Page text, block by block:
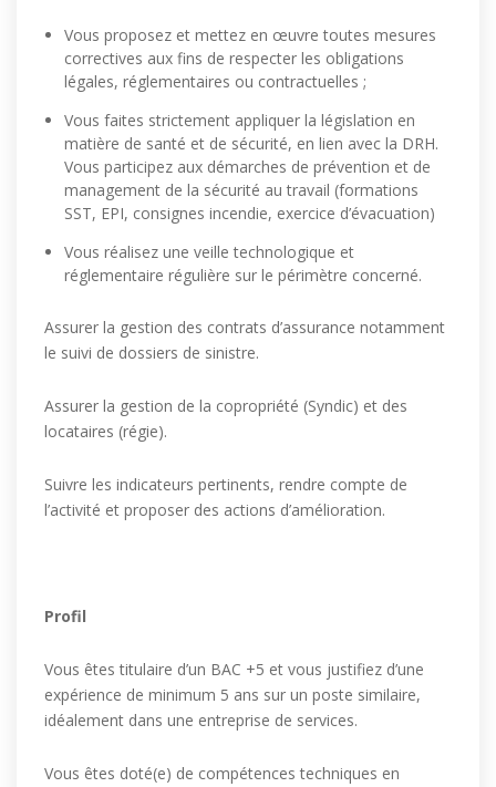
Vous proposez et mettez en œuvre toutes mesures
correctives aux fins de respecter les obligations
légales, réglementaires ou contractuelles ;
Vous faites strictement appliquer la législation en
matière de santé et de sécurité, en lien avec la DRH.
Vous participez aux démarches de prévention et de
management de la sécurité au travail (formations
SST, EPI, consignes incendie, exercice d’évacuation)
Vous réalisez une veille technologique et
réglementaire régulière sur le périmètre concerné.
Assurer la gestion des contrats d’assurance notamment
le suivi de dossiers de sinistre.
Assurer la gestion de la copropriété (Syndic) et des
locataires (régie).
Suivre les indicateurs pertinents, rendre compte de
l’activité et proposer des actions d’amélioration.
Profil
Vous êtes titulaire d’un BAC +5 et vous justifiez d’une
expérience de minimum 5 ans sur un poste similaire,
idéalement dans une entreprise de services.
Vous êtes doté(e) de compétences techniques en